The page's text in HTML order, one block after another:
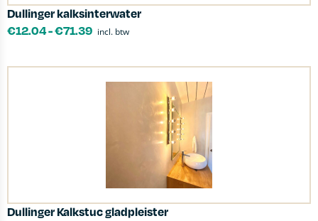
Dullinger kalksinterwater
€12.04-€71.39 incl. btw
Dullinger Kalkstuc gladpleister